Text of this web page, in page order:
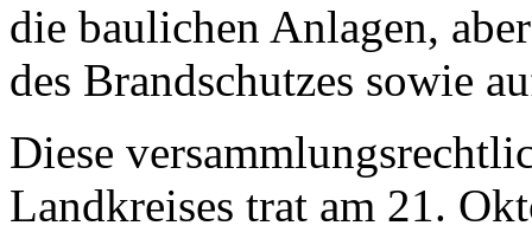
die baulichen Anlagen,
des Brandschutzes sowie
Diese
Landkreises trat am 21.